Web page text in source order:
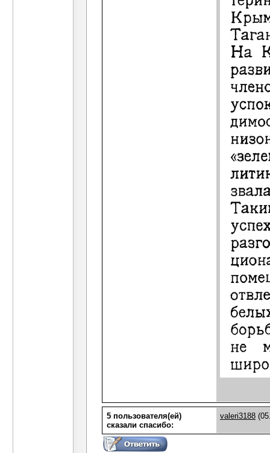
5 пользователя(ей)
сказали cпасибо:
valeri3188